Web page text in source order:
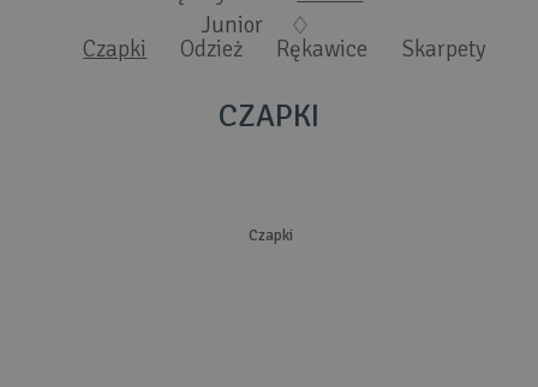
Czapki
Odzież Rękawice Skarpety
Junior
Czapki
CZAPKI